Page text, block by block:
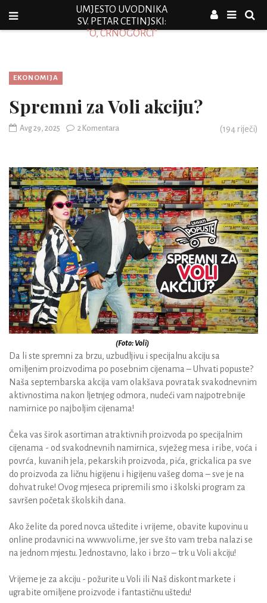
UMJESTO UVODNIKA
SV. PETAR CETINJSKI:
"O, CRNOGORCI"
EKONOMIJA
Spremni za Voli akciju?
Avg 29, 2025 2 Komentara (194 riječi)
(Foto: Voli)
Da li ste spremni za brzu, uzbudljivu i specijalnu akciju sa
omiljenim proizvodima po posebnim cijenama – Uhvati popuste?
Naša septembarska akcija vam olakšava povratak svakodnevnim
aktivnostima nakon ljetnjeg odmora, nudeći vam najpotrebnije
namirnice po najboljim cijenama!
Čeka vas širok asortiman atraktivnih proizvoda po specijalnim
cijenama - od svakodnevnih namirnica, svježeg mesa i ribe, voća i
povrća, kuvanih jela, pekarskih proizvoda, pića, grickalica pa sve
do proizvoda za ličnu higijenu i higijenu vašeg doma – sve je na
dohvat ruke! Ovog mjeseca pripremili smo i školski program za
savršen početak školskih dana.
Ako želite da pored novca uštedite i vrijeme, obavite kupovinu u
online prodavnici na www.voli.me, jer sve što vam treba nalazi se
na jednom mjestu. Jednostavno, lako i brzo – trk u Voli akciju!
Vrijeme je za akciju - požurite u Voli ili Naš diskont markete i
ugrabite omiljene proizvode i fantastičnu uštedu!